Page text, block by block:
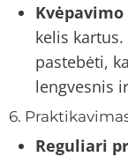
kelis
pastebėti,
lengvesnis
6.
Reguliari